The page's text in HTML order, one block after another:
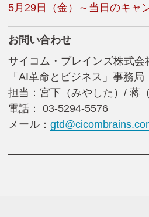
5月29日（金）～当日のキャ
お問い合わせ
サイコム・ブレインズ株式会
「AI革命とビジネス」事務局
担当：宮下（みやした）/ 蒋
電話： 03-5294-5576
メール：